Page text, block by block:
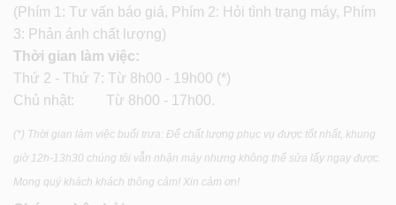
(Phím 1: Tư vấn báo giá, Phím 2: Hỏi tình trạng máy, Phím
3: Phản ánh chất lượng)
Thời gian làm việc:
Thứ 2 - Thứ 7: Từ 8h00 - 19h00 (*)
Chủ nhật: Từ 8h00 - 17h00.
(*) Thời gian làm việc buổi trưa: Để chất lượng phục vụ được tốt nhất, khung
giờ 12h-13h30 chúng tôi vẫn nhận máy nhưng không thể sửa lấy ngay được.
Mong quý khách khách thông cảm! Xin cảm ơn!